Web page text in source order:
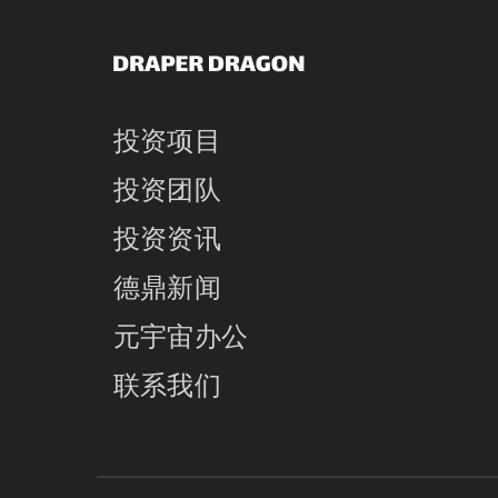
投资项目
投资团队
投资资讯
德鼎新闻
元宇宙办公
联系我们